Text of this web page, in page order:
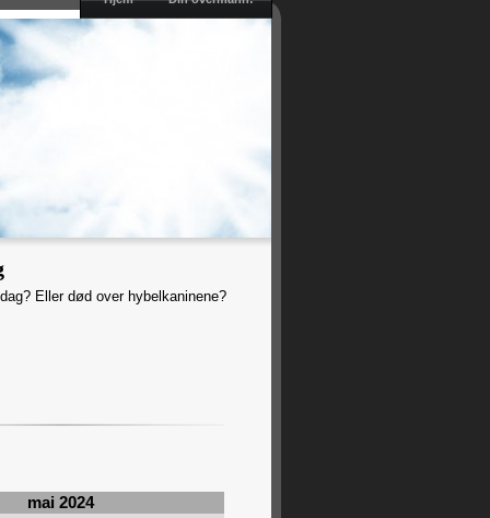
Eller død over hybelkaninene?
mai 2024